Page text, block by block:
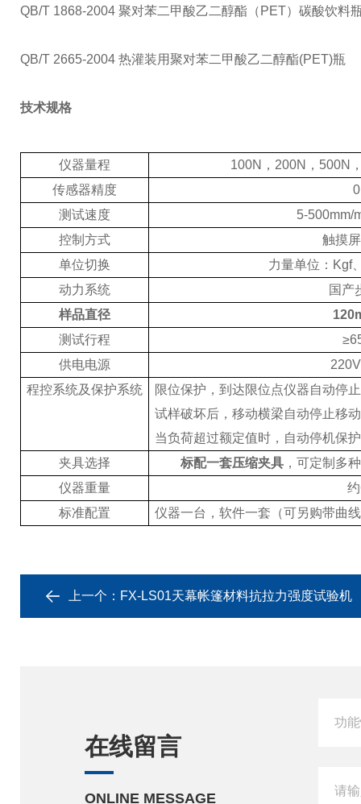
QB/T 1868-2004 聚对苯二甲酸乙二醇酯（PET）碳酸饮料
QB/T 2665-2004 热灌装用聚对苯二甲酸乙二醇酯(PET)瓶
技术规格
仪器量程
100N，200N，500N
传感器精度
测试速度
5-500mm/
控制方式
触摸
单位切换
力量单位： Kgf
动力系统
国产
样品直径
测试行程
供电电源
程控系统及保护系统
限位保护，到达限位点仪器自动停
试样破坏后，移动横梁自动停止移
当负荷超过额定值时，自动停机保护
夹具选择
标配一套压缩夹具 ，可定制多
仪器重量
约
标准配置
仪器一台，软件一套（可另购带曲
上一个： FX-LS01天幕帐篷材料抗拉力强度试验机
在线留言
ONLINE MESSAGE